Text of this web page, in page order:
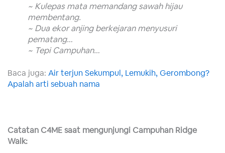
~ Kulepas mata memandang sawah hijau
membentang.
~ Dua ekor anjing berkejaran menyusuri
pematang…
~ Tepi Campuhan…
Baca juga: Air terjun Sekumpul, Lemukih, Gerombong?
Apalah arti sebuah nama
Catatan C4ME saat mengunjungi Campuhan Ridge
Walk: